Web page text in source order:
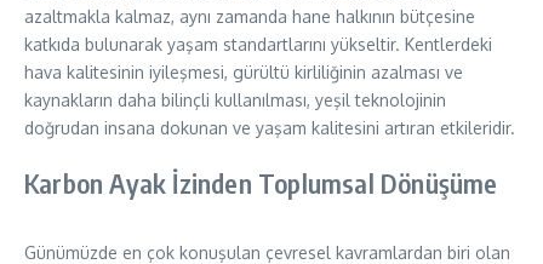
azaltmakla kalmaz, aynı zamanda hane halkının bütçesine
katkıda bulunarak yaşam standartlarını yükseltir. Kentlerdeki
hava kalitesinin iyileşmesi, gürültü kirliliğinin azalması ve
kaynakların daha bilinçli kullanılması, yeşil teknolojinin
doğrudan insana dokunan ve yaşam kalitesini artıran etkileridir.
Karbon Ayak İzinden Toplumsal Dönüşüme
Günümüzde en çok konuşulan çevresel kavramlardan biri olan